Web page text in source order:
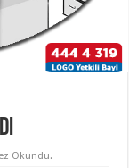
Okundu.